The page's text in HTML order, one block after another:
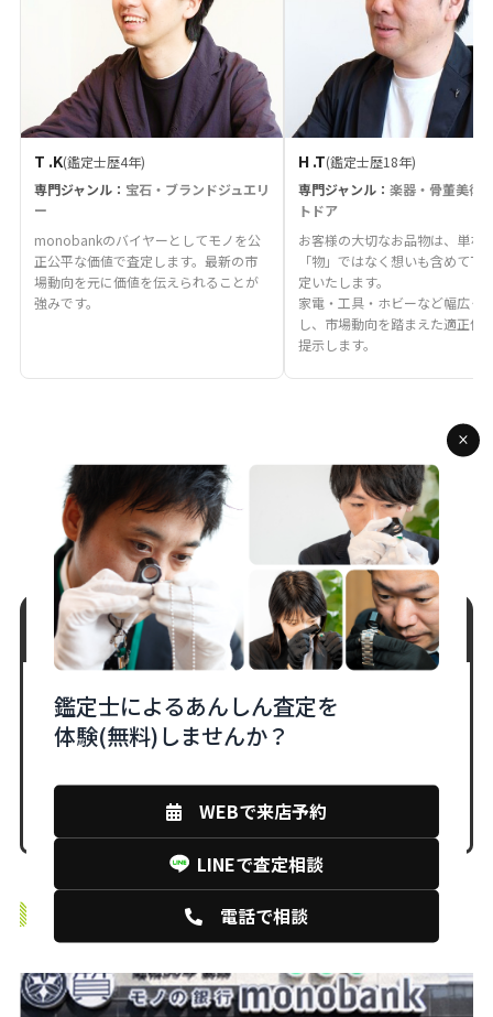
T .K(鑑定士歴4年)
専門ジャンル： 宝石・ブランドジュエリ
ー
monobankのバイヤーとしてモノを公
正公平な価値で査定します。最新の市
場動向を元に価値を伝えられることが
強みです。
H .T(鑑定士歴18年)
専門ジャンル： 楽器・骨董美術
トドア
お客様の大切なお品物は、単な
「物」ではなく想いも含めて丁
定いたします。
家電・工具・ホビーなど幅広く
し、市場動向を踏まえた適正価
提示します。
相談だけでもOK！しつこい勧誘は一切なし！
LINEで査定相談
WEBからの来店予約はこちら
monobankの店舗紹介
鑑定士によるあんしん査定を
体験(無料)しませんか？
WEBで来店予約
LINEで査定相談
電話で相談